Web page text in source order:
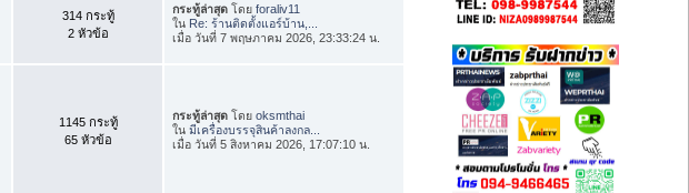
314 กระทู้
2 หัวข้อ
กระทู้ล่าสุด โดยforaliv11
ใน Re: ร้านติดตั้งแอร์บ้าน,...
เมื่อ วันที่ 7 พฤษภาคม 2026, 23:33:24 น.
1145 กระทู้
65 หัวข้อ
กระทู้ล่าสุด โดยoksmthai
ในมีเครื่องบรรจุสินค้าลงกล...
เมื่อ วันที่ 5 สิงหาคม 2026, 17:07:10 น.